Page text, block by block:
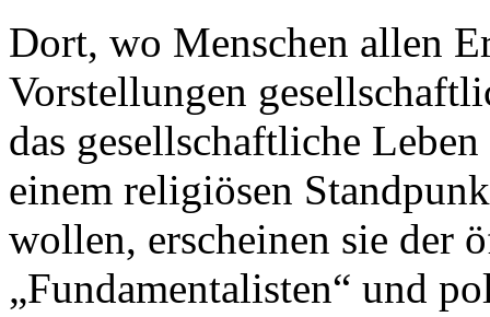
Dort, wo Menschen allen
Vorstellungen
das gesellschaftliche
einem religiösen
wollen, erscheinen sie der
„Fundamentalisten“ und